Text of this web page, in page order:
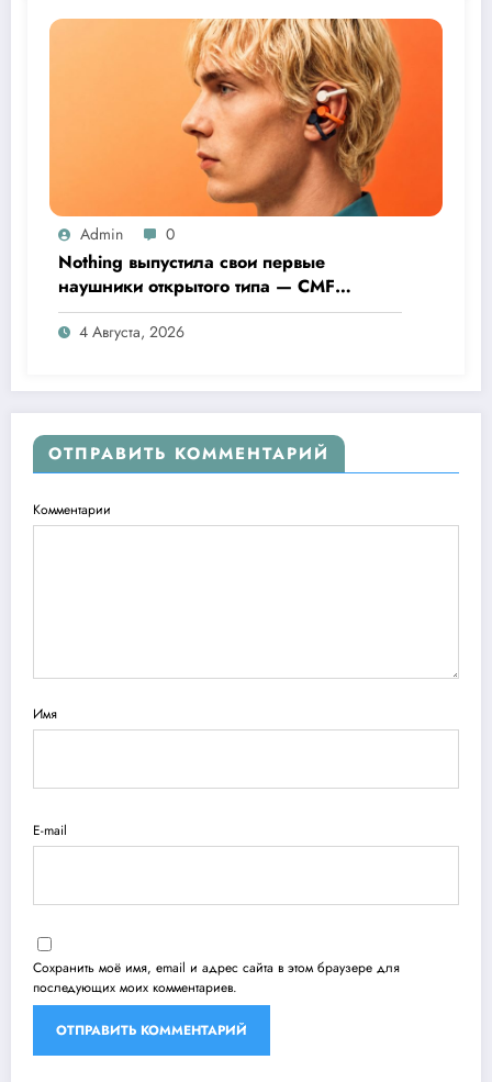
Admin 0
Nothing выпустила свои первые
наушники открытого типа — CMF
Clip Pro
4 Августа, 2026
ОТПРАВИТЬ КОММЕНТАРИЙ
Комментарии
Имя
E-mail
Сохранить моё имя, email и адрес сайта в этом браузере для
последующих моих комментариев.